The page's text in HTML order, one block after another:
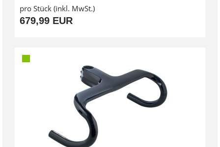
pro Stück (inkl. MwSt.)
679,99 EUR